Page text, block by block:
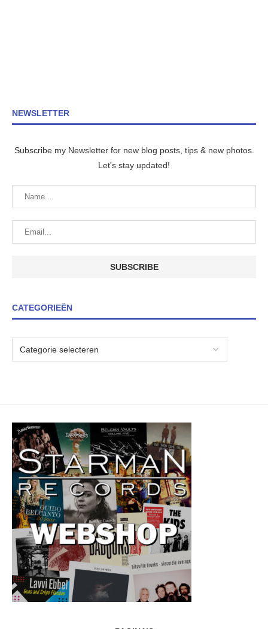
NEWSLETTER
Subscribe my Newsletter for new blog posts, tips & new photos.
Let's stay updated!
CATEGORIEËN